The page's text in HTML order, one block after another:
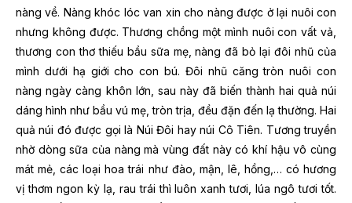
nàng về. Nàng khóc lóc van xin cho nàng được ở lại nuôi con
nhưng không được. Thương chồng một mình nuôi con vất vả,
thương con thơ thiếu bầu sữa mẹ, nàng đã bỏ lại đôi nhũ của
mình dưới hạ giới cho con bú. Đôi nhũ căng tròn nuôi con
nàng ngày càng khôn lớn, sau này đã biến thành hai quả núi
dáng hình như bầu vú mẹ, tròn trịa, đều đặn đến lạ thường. Hai
quả núi đó được gọi là Núi Đôi hay núi Cô Tiên. Tương truyền
nhờ dòng sữa của nàng mà vùng đất này có khí hậu vô cùng
mát mẻ, các loại hoa trái như đào, mận, lê, hồng,… có hương
vị thơm ngon kỳ lạ, rau trái thì luôn xanh tươi, lúa ngô tươi tốt.